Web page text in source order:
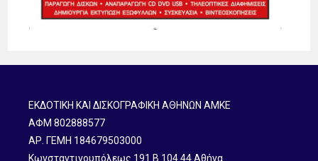
ΕΚΔΟΤΙΚΗ ΚΑΙ ΔΙΣΚΟΓΡΑΦΙΚΗ ΑΘΗΝΩΝ ΑΜΚΕ
ΑΦΜ 802888577
ΑΡ. ΓΕΜΗ 184679503000
Κωνσταντινουπόλεως 191 B 104 44 Αθήνα